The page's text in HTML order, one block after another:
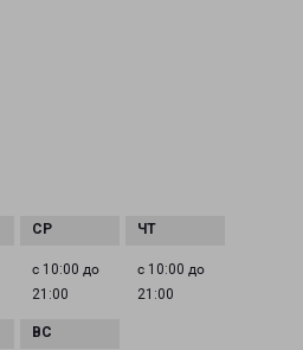
с 10:00 до
21:00
с 10:00 до
21:00